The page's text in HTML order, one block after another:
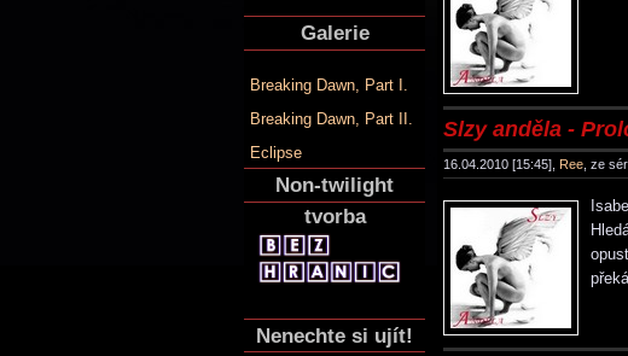
Galerie
Breaking Dawn, Part I.
Breaking Dawn, Part II.
Eclipse
Non-twilight
tvorba
Nenechte si ujít!
Slzy anděla -
16.04.2010 [15:45], Ree , ze